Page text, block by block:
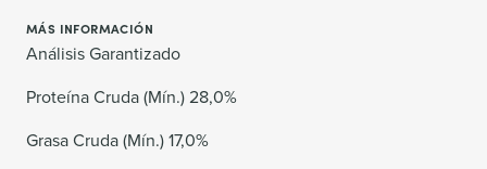
MÁS INFORMACIÓN
Análisis Garantizado
Proteína Cruda (Mín.) 28,0%
Grasa Cruda (Mín.) 17,0%